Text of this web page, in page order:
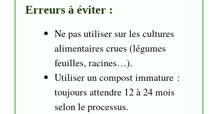
Erreurs à éviter :
Ne pas utiliser sur les cultures
alimentaires crues (légumes
feuilles, racines…).
Utiliser un compost immature :
toujours attendre 12 à 24 mois
selon le processus.